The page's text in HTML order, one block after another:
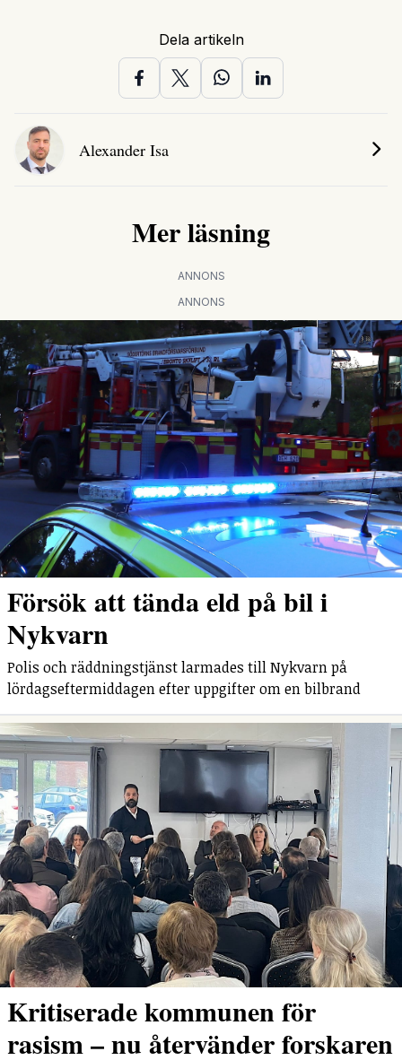
Dela artikeln
Alexander Isa
Mer läsning
ANNONS
ANNONS
Försök att tända eld på bil i
Nykvarn
Polis och räddningstjänst larmades till Nykvarn på
lördagseftermiddagen efter uppgifter om en bilbrand
Kritiserade kommunen för
rasism – nu återvänder forskaren